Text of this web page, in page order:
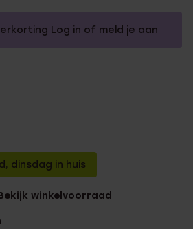
Log in of meld je aan
dinsdag in huis
winkelvoorraad